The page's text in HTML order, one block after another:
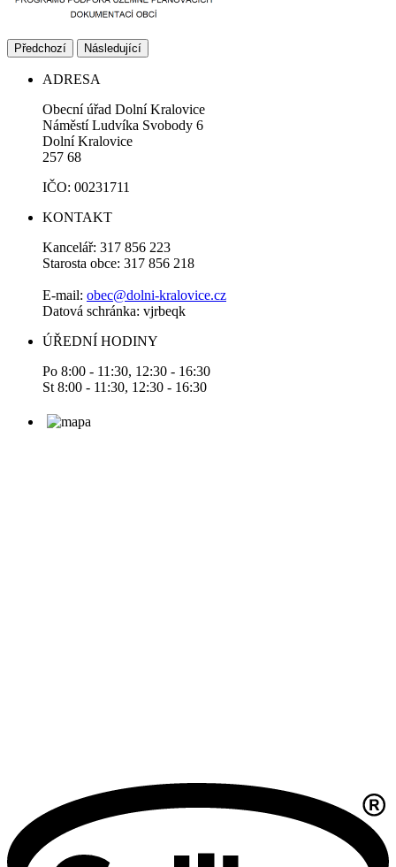
Předchozí Následující
ADRESA
Obecní úřad Dolní Kralovice
Náměstí Ludvíka Svobody 6
Dolní Kralovice
257 68
IČO: 00231711
KONTAKT
Kancelář: 317 856 223
Starosta obce: 317 856 218
E-mail: obec@dolni-kralovice.cz
Datová schránka: vjrbeqk
ÚŘEDNÍ HODINY
Po 8:00 - 11:30, 12:30 - 16:30
St 8:00 - 11:30, 12:30 - 16:30